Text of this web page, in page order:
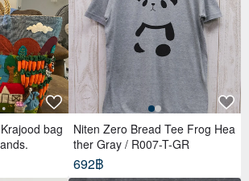
bag
Niten Zero Bread Tee Frog Hea
ther Gray / R007-T-GR
692฿